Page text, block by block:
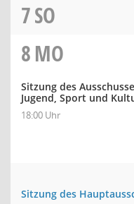
7SO
8MO
Sitzung des
Jugend, Sport und
18:00 Uhr
Sitzung des